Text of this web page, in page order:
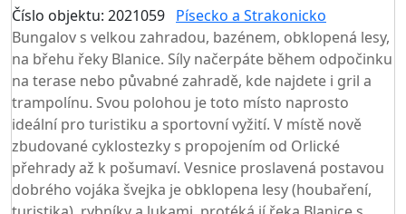
Číslo objektu: 2021059 Písecko a Strakonicko
Bungalov s velkou zahradou, bazénem, obklopená lesy,
na břehu řeky Blanice. Síly načerpáte během odpočinku
na terase nebo půvabné zahradě, kde najdete i gril a
trampolínu. Svou polohou je toto místo naprosto
ideální pro turistiku a sportovní vyžití. V místě nově
zbudované cyklostezky s propojením od Orlické
přehrady až k pošumaví. Vesnice proslavená postavou
dobrého vojáka švejka je obklopena lesy (houbaření,